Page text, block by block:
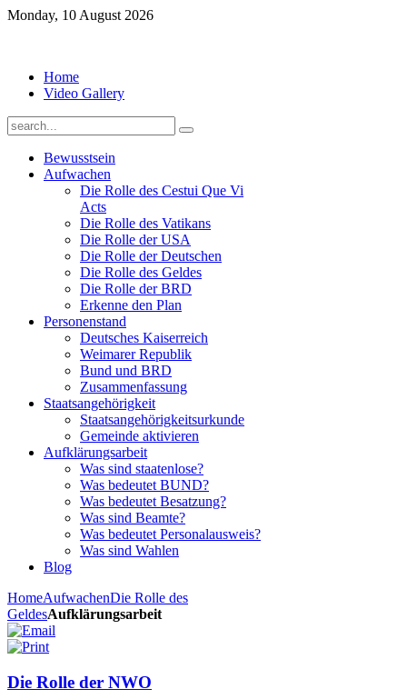
Monday, 10 August 2026
Home
Video Gallery
Bewusstsein
Aufwachen
Die Rolle des Cestui Que Vi
Acts
Die Rolle des Vatikans
Die Rolle der USA
Die Rolle der Deutschen
Die Rolle des Geldes
Die Rolle der BRD
Erkenne den Plan
Personenstand
Deutsches Kaiserreich
Weimarer Republik
Bund und BRD
Zusammenfassung
Staatsangehörigkeit
Staatsangehörigkeitsurkunde
Gemeinde aktivieren
Aufklärungsarbeit
Was sind staatenlose?
Was bedeutet BUND?
Was bedeutet Besatzung?
Was sind Beamte?
Was bedeutet Personalausweis?
Was sind Wahlen
Blog
HomeAufwachenDie Rolle des
GeldesAufklärungsarbeit
Die Rolle der NWO